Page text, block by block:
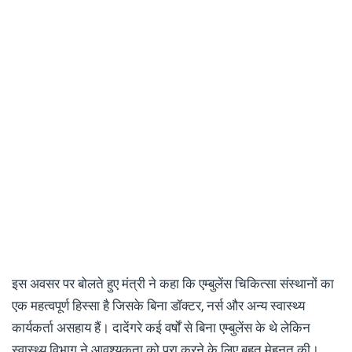
इस अवसर पर बोलते हुए मंत्री ने कहा कि एम्बुलेंस चिकित्सा संस्थानों का
एक महत्वपूर्ण हिस्सा है जिसके बिना डॉक्टर, नर्स और अन्य स्वास्थ्य
कार्यकर्ता असहाय हैं। दादेंगरे कई वर्षों से बिना एम्बुलेंस के थे लेकिन